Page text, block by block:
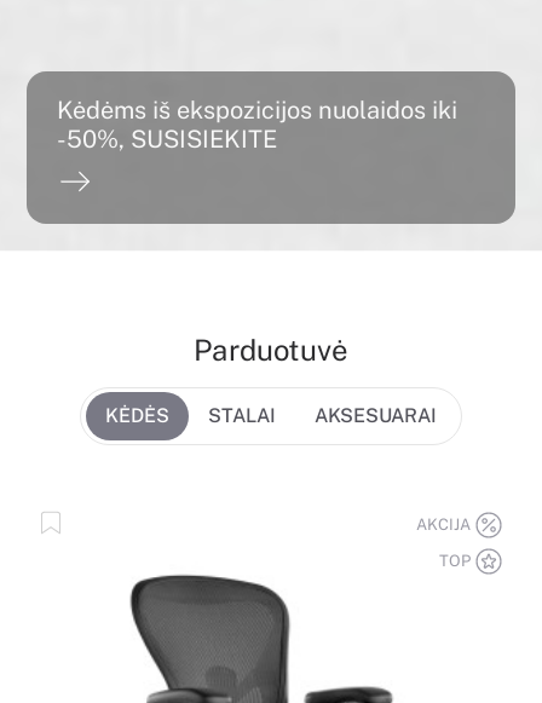
Kėdėms iš ekspozicijos nuolaidos iki
-50%, SUSISIEKITE
Parduotuvė
KĖDĖS STALAI AKSESUARAI
AKCIJA
TOP